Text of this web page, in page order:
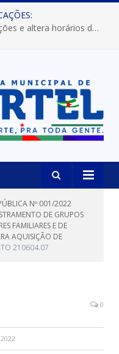
Prefeitura de Portel prorroga inscrições e altera horários dos concursos “Musa” e “Miss Mix Verão 2026”
Nº 001/2022
DE GRUPOS
FAMILIARES E DE
AQUISIÇÃO DE
210604.07
0